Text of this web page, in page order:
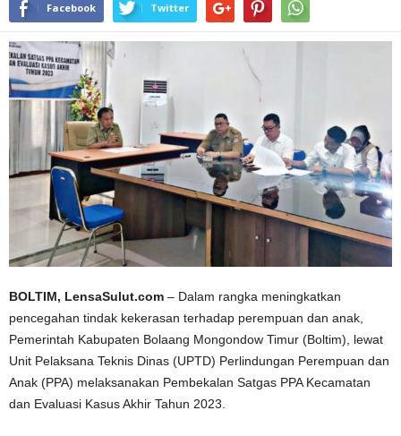
Facebook Twitter
BOLTIM, LensaSulut.com – Dalam rangka meningkatkan
pencegahan tindak kekerasan terhadap perempuan dan anak,
Pemerintah Kabupaten Bolaang Mongondow Timur (Boltim), lewat
Unit Pelaksana Teknis Dinas (UPTD) Perlindungan Perempuan dan
Anak (PPA) melaksanakan Pembekalan Satgas PPA Kecamatan
dan Evaluasi Kasus Akhir Tahun 2023.